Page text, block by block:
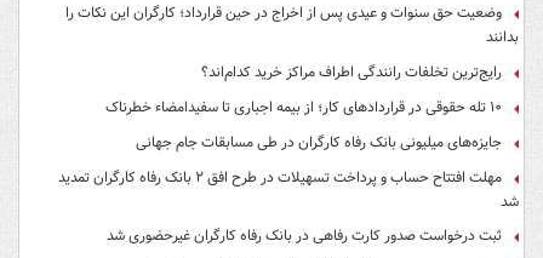
وضعیت حق سنوات و عیدی پس از اخراج در حین قرارداد؛ کارگران این نکات را
بدانند
رایج‌ترین تخلفات رانندگی اطراف مراکز خرید کدام‌اند؟
۱۰ تله حقوقی در قراردادهای کار؛ از بیمه اجباری تا سفیدامضاء خطرناک
جایزه‌های میلیونی بانک رفاه کارگران در طی مسابقات جام جهانی
مهلت افتتاح حساب و پرداخت تسهیلات در طرح افق ۲ بانک رفاه کارگران تمدید
شد
ثبت درخواست صدور کارت رفاهی در بانک رفاه کارگران غیرحضوری شد